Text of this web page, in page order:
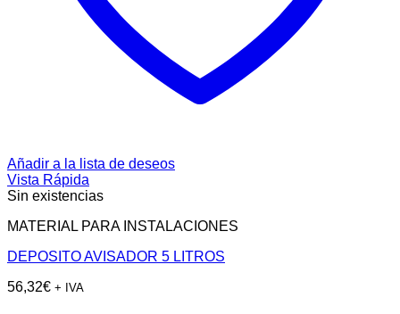
Añadir a la lista de deseos
Vista Rápida
Sin existencias
MATERIAL PARA INSTALACIONES
DEPOSITO AVISADOR 5 LITROS
56,32€ + IVA